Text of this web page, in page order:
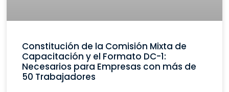
Constitución de la Comisión Mixta de
Capacitación y el Formato DC-1:
Necesarios para Empresas con más de
50 Trabajadores